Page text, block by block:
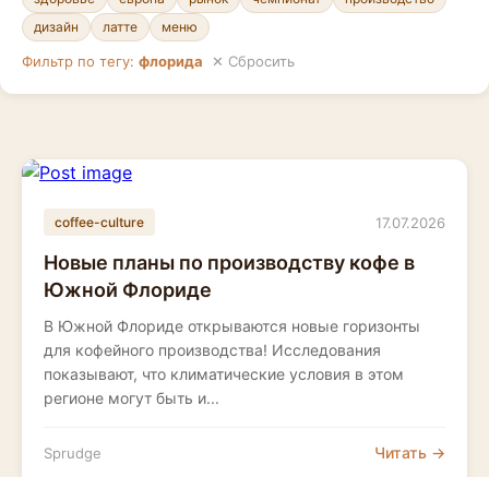
дизайн
латте меню
Фильтр по тегу: флорида ✕ Сбросить
coffee-culture 17.07.2026
Новые планы по производству кофе в
Южной Флориде
В Южной Флориде открываются новые горизонты
для кофейного производства! Исследования
показывают, что климатические условия в этом
регионе могут быть и...
Sprudge Читать →